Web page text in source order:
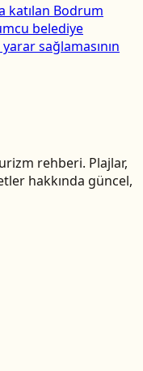
katılan Bodrum
belediye
sağlamasının
rehberi. Plajlar,
hakkında güncel,